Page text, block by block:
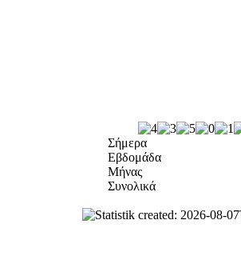
Σήμερα
Εβδομάδα
Μήνας
Συνολικά